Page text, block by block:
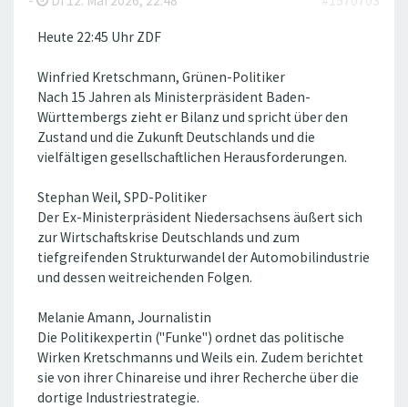
Heute 22:45 Uhr ZDF
Winfried Kretschmann, Grünen-Politiker
Nach 15 Jahren als Ministerpräsident Baden-
Württembergs zieht er Bilanz und spricht über den
Zustand und die Zukunft Deutschlands und die
vielfältigen gesellschaftlichen Herausforderungen.
Stephan Weil, SPD-Politiker
Der Ex-Ministerpräsident Niedersachsens äußert sich
zur Wirtschaftskrise Deutschlands und zum
tiefgreifenden Strukturwandel der Automobilindustrie
und dessen weitreichenden Folgen.
Melanie Amann, Journalistin
Die Politikexpertin ("Funke") ordnet das politische
Wirken Kretschmanns und Weils ein. Zudem berichtet
sie von ihrer Chinareise und ihrer Recherche über die
dortige Industriestrategie.